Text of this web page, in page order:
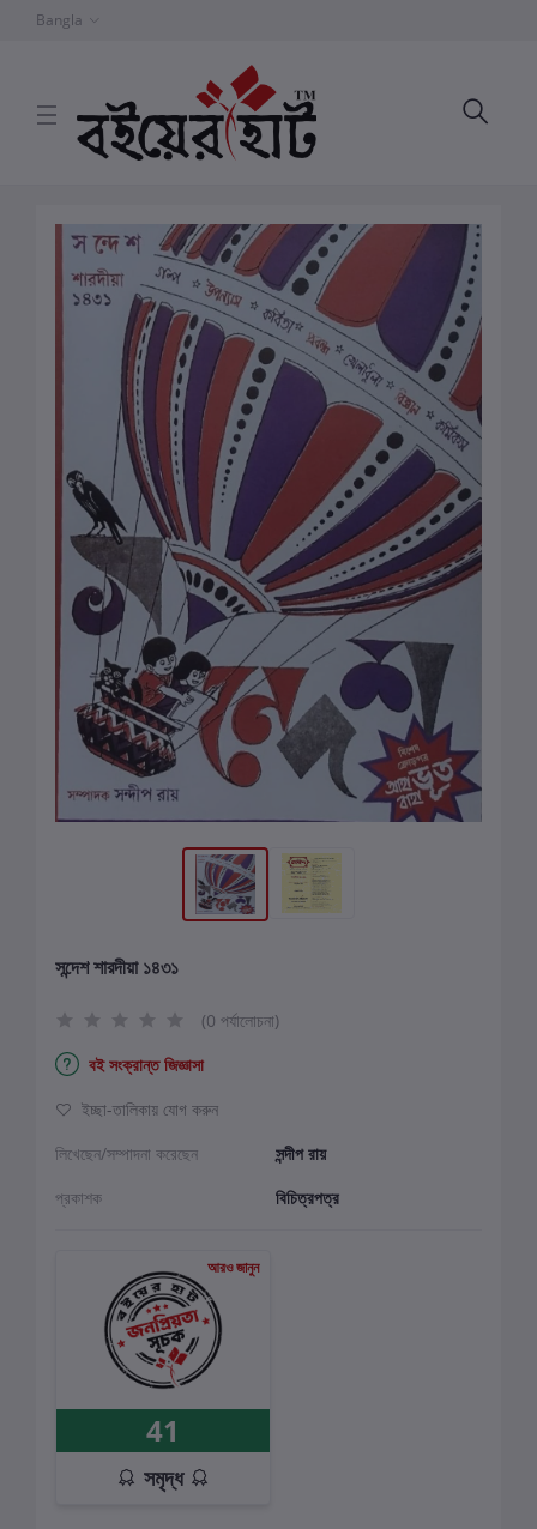
Bangla
সন্দেশ শারদীয়া ১৪৩১
(0 পর্যালোচনা)
বই সংক্রান্ত জিজ্ঞাসা
ইচ্ছা-তালিকায় যোগ করুন
লিখেছেন/সম্পাদনা করেছেন
সন্দীপ রায়
প্রকাশক
বিচিত্রপত্র
আরও জানুন
41
সমৃদ্ধ